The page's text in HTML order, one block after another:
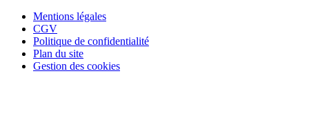
Mentions légales
CGV
Politique de confidentialité
Plan du site
Gestion des cookies